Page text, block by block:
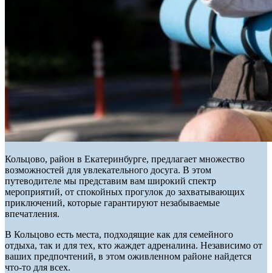
Кольцово, район в Екатеринбурге, предлагает множество
возможностей для увлекательного досуга. В этом
путеводителе мы представим вам широкий спектр
мероприятий, от спокойных прогулок до захватывающих
приключений, которые гарантируют незабываемые
впечатления.
В Кольцово есть места, подходящие как для семейного
отдыха, так и для тех, кто жаждет адреналина. Независимо от
ваших предпочтений, в этом оживленном районе найдется
что-то для всех.